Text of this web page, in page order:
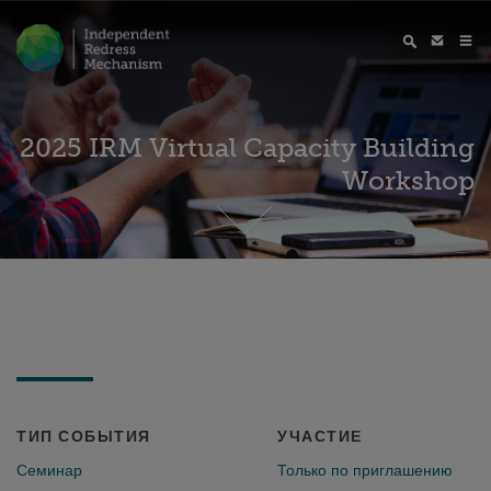
2025 IRM Virtual Capacity Building
Workshop
ТИП СОБЫТИЯ
Семинар
УЧАСТИЕ
Только по приглашению